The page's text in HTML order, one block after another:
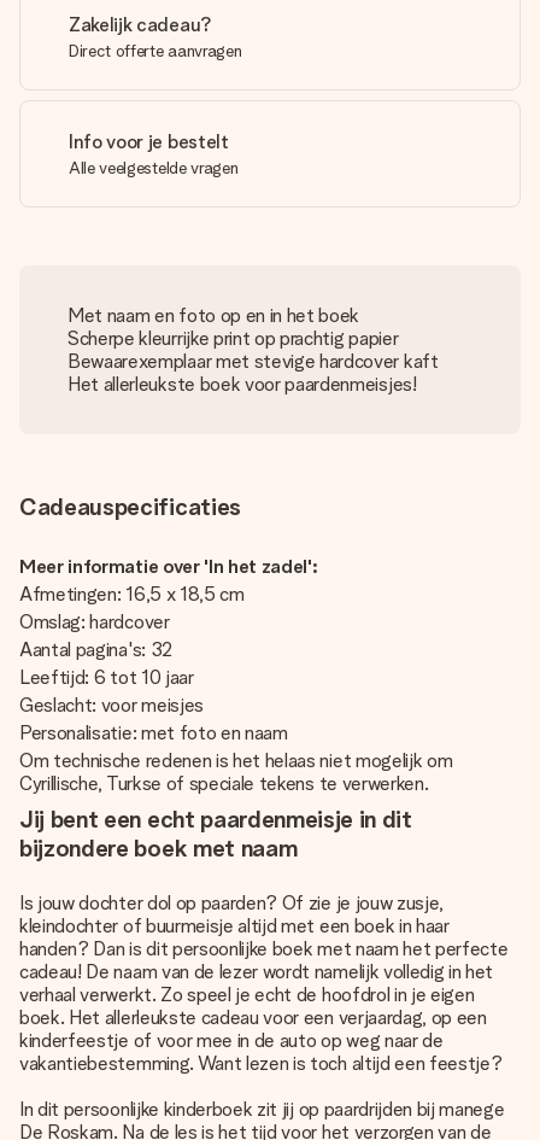
Zakelijk cadeau?
Direct offerte aanvragen
Info voor je bestelt
Alle veelgestelde vragen
Met naam en foto op en in het boek
Scherpe kleurrijke print op prachtig papier
Bewaarexemplaar met stevige hardcover kaft
Het allerleukste boek voor paardenmeisjes!
Cadeauspecificaties
Meer informatie over 'In het zadel':
Afmetingen: 16,5 x 18,5 cm
Omslag: hardcover
Aantal pagina's: 32
Leeftijd: 6 tot 10 jaar
Geslacht: voor meisjes
Personalisatie: met foto en naam
Om technische redenen is het helaas niet mogelijk om
Cyrillische, Turkse of speciale tekens te verwerken.
Jij bent een echt paardenmeisje in dit
bijzondere boek met naam
Is jouw dochter dol op paarden? Of zie je jouw zusje,
kleindochter of buurmeisje altijd met een boek in haar
handen? Dan is dit persoonlijke boek met naam het perfecte
cadeau! De naam van de lezer wordt namelijk volledig in het
verhaal verwerkt. Zo speel je echt de hoofdrol in je eigen
boek. Het allerleukste cadeau voor een verjaardag, op een
kinderfeestje of voor mee in de auto op weg naar de
vakantiebestemming. Want lezen is toch altijd een feestje?
In dit persoonlijke kinderboek zit jij op paardrijden bij manege
De Roskam. Na de les is het tijd voor het verzorgen van de